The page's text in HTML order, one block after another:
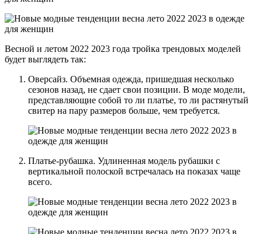
Весной и летом 2022 2023 года тройка трендовых моделей
будет выглядеть так:
Оверсайз. Объемная одежда, пришедшая несколько
сезонов назад, не сдает свои позиции. В моде модели,
представляющие собой то ли платье, то ли растянутый
свитер на пару размеров больше, чем требуется.
Платье-рубашка. Удлиненная модель рубашки с
вертикальной полоской встречалась на показах чаще
всего.